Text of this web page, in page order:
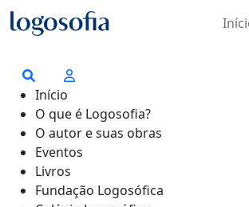
Início
O que é Logosofia?
O autor e suas obras
Eventos
Livros
Fundação Logosófica